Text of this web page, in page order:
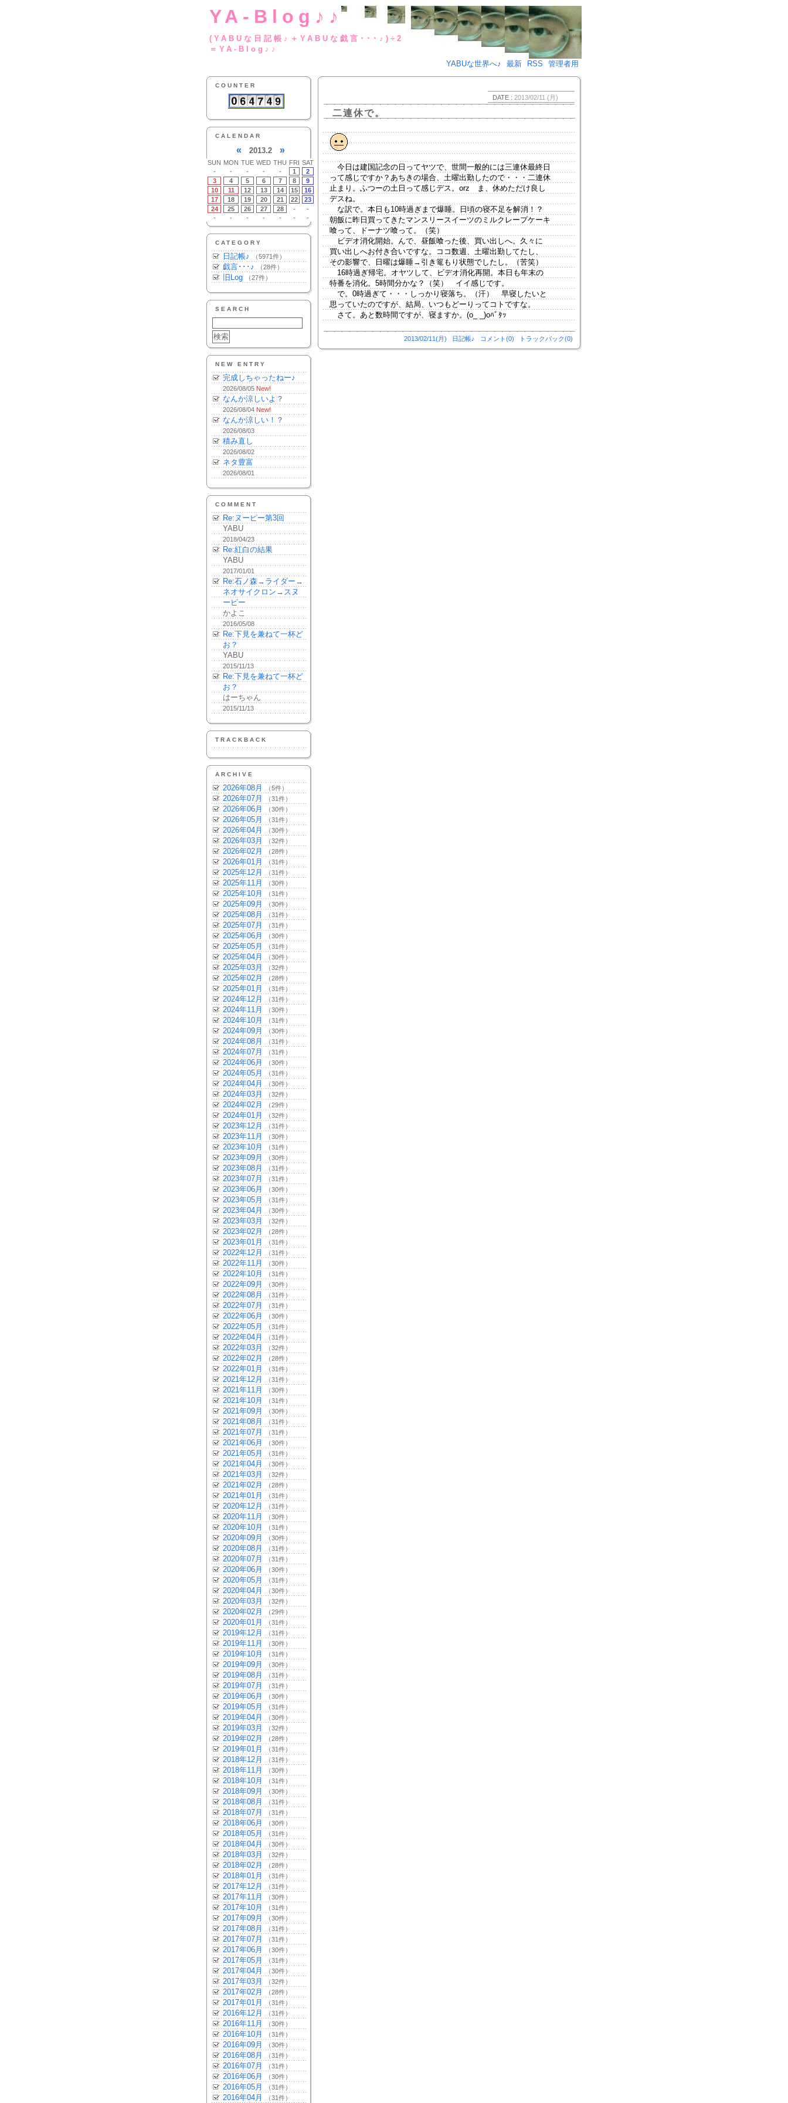
YA-Blog♪♪
(YABUな日記帳♪＋YABUな戯言･･･♪)÷2
＝YA-Blog♪♪
YABUな世界へ♪
最新 RSS 管理者用
COUNTER
CALENDAR
« 2013.2 »
SUN MON TUE WED THU FRI SAT
-
- - - - 1
2
3
4 5 6 7 8
9
10
11 12 13 14 15
16
17
18 19 20 21 22
23
24
25 26 27 28 -
-
-
- - - - - -
CATEGORY
日記帳♪ （5971件）
戯言･･･♪ （28件）
旧Log （27件）
SEARCH
NEW ENTRY
完成しちゃったねー♪
2026/08/05 New!
なんか涼しいよ？
2026/08/04 New!
なんか涼しい！？
2026/08/03
積み直し
2026/08/02
ネタ豊富
2026/08/01
COMMENT
Re:ヌーピー第3回
YABU
2018/04/23
Re:紅白の結果
YABU
2017/01/01
Re:石ノ森→ライダー→
ネオサイクロン→スヌ
ーピー
かよこ
2016/05/08
Re:下見を兼ねて一杯ど
お？
YABU
2015/11/13
Re:下見を兼ねて一杯ど
お？
はーちゃん
2015/11/13
TRACKBACK
ARCHIVE
2026年08月 （5件）
2026年07月 （31件）
2026年06月 （30件）
2026年05月 （31件）
2026年04月 （30件）
2026年03月 （32件）
2026年02月 （28件）
2026年01月 （31件）
2025年12月 （31件）
2025年11月 （30件）
2025年10月 （31件）
2025年09月 （30件）
2025年08月 （31件）
2025年07月 （31件）
2025年06月 （30件）
2025年05月 （31件）
2025年04月 （30件）
2025年03月 （32件）
2025年02月 （28件）
2025年01月 （31件）
2024年12月 （31件）
2024年11月 （30件）
2024年10月 （31件）
2024年09月 （30件）
2024年08月 （31件）
2024年07月 （31件）
2024年06月 （30件）
2024年05月 （31件）
2024年04月 （30件）
2024年03月 （32件）
2024年02月 （29件）
2024年01月 （32件）
2023年12月 （31件）
2023年11月 （30件）
2023年10月 （31件）
2023年09月 （30件）
2023年08月 （31件）
2023年07月 （31件）
2023年06月 （30件）
2023年05月 （31件）
2023年04月 （30件）
2023年03月 （32件）
2023年02月 （28件）
2023年01月 （31件）
2022年12月 （31件）
2022年11月 （30件）
2022年10月 （31件）
2022年09月 （30件）
2022年08月 （31件）
2022年07月 （31件）
2022年06月 （30件）
2022年05月 （31件）
2022年04月 （31件）
2022年03月 （32件）
2022年02月 （28件）
2022年01月 （31件）
2021年12月 （31件）
2021年11月 （30件）
2021年10月 （31件）
2021年09月 （30件）
2021年08月 （31件）
2021年07月 （31件）
2021年06月 （30件）
2021年05月 （31件）
2021年04月 （30件）
2021年03月 （32件）
2021年02月 （28件）
2021年01月 （31件）
2020年12月 （31件）
2020年11月 （30件）
2020年10月 （31件）
2020年09月 （30件）
2020年08月 （31件）
2020年07月 （31件）
2020年06月 （30件）
2020年05月 （31件）
2020年04月 （30件）
2020年03月 （32件）
2020年02月 （29件）
2020年01月 （31件）
2019年12月 （31件）
2019年11月 （30件）
2019年10月 （31件）
2019年09月 （30件）
2019年08月 （31件）
2019年07月 （31件）
2019年06月 （30件）
2019年05月 （31件）
2019年04月 （30件）
2019年03月 （32件）
2019年02月 （28件）
2019年01月 （31件）
2018年12月 （31件）
2018年11月 （30件）
2018年10月 （31件）
2018年09月 （30件）
2018年08月 （31件）
2018年07月 （31件）
2018年06月 （30件）
2018年05月 （31件）
2018年04月 （30件）
2018年03月 （32件）
2018年02月 （28件）
2018年01月 （31件）
2017年12月 （31件）
2017年11月 （30件）
2017年10月 （31件）
2017年09月 （30件）
2017年08月 （31件）
2017年07月 （31件）
2017年06月 （30件）
2017年05月 （31件）
2017年04月 （30件）
2017年03月 （32件）
2017年02月 （28件）
2017年01月 （31件）
2016年12月 （31件）
2016年11月 （30件）
2016年10月 （31件）
2016年09月 （30件）
2016年08月 （31件）
2016年07月 （31件）
2016年06月 （30件）
2016年05月 （31件）
2016年04月 （31件）
DATE : 2013/02/11 (月)
二連休で。
今日は建国記念の日ってヤツで、世間一般的には三連休最終日
って感じですか？あちきの場合、土曜出勤したので・・・二連休
止まり。ふつーの土日って感じデス。orz ま、休めただけ良し
デスね。
な訳で。本日も10時過ぎまで爆睡。日頃の寝不足を解消！？
朝飯に昨日買ってきたマンスリースイーツのミルクレープケーキ
喰って、ドーナツ喰って。（笑）
ビデオ消化開始。んで、昼飯喰った後、買い出しへ。久々に
買い出しへお付き合いですな。ココ数週、土曜出勤してたし、
その影響で、日曜は爆睡→引き篭もり状態でしたし。（苦笑）
16時過ぎ帰宅。オヤツして、ビデオ消化再開。本日も年末の
特番を消化。5時間分かな？（笑） イイ感じです。
で。0時過ぎて・・・しっかり寝落ち。（汗） 早寝したいと
思っていたのですが、結局、いつもどーりってコトですな。
さて。あと数時間ですが、寝ますか。(o_ _)oﾊﾞﾀｯ
2013/02/11(月) 日記帳♪ コメント(0) トラックバック(0)